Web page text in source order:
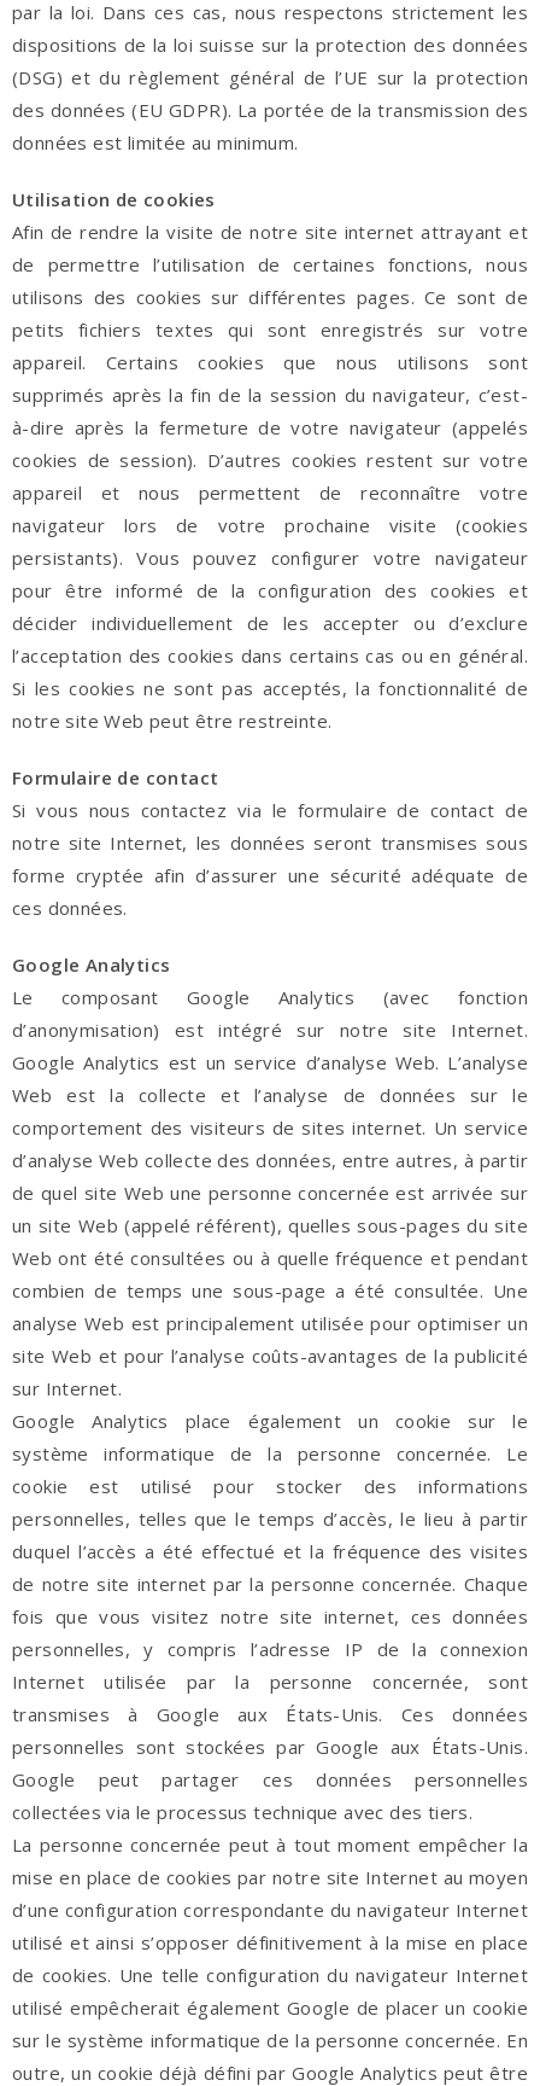
par la loi. Dans ces cas, nous respectons strictement les
dispositions de la loi suisse sur la protection des données
(DSG) et du règlement général de l’UE sur la protection
des données (EU GDPR). La portée de la transmission des
données est limitée au minimum.
Utilisation de cookies
Afin de rendre la visite de notre site internet attrayant et
de permettre l’utilisation de certaines fonctions, nous
utilisons des cookies sur différentes pages. Ce sont de
petits fichiers textes qui sont enregistrés sur votre
appareil. Certains cookies que nous utilisons sont
supprimés après la fin de la session du navigateur, c’est-
à-dire après la fermeture de votre navigateur (appelés
cookies de session). D’autres cookies restent sur votre
appareil et nous permettent de reconnaître votre
navigateur lors de votre prochaine visite (cookies
persistants). Vous pouvez configurer votre navigateur
pour être informé de la configuration des cookies et
décider individuellement de les accepter ou d’exclure
l’acceptation des cookies dans certains cas ou en général.
Si les cookies ne sont pas acceptés, la fonctionnalité de
notre site Web peut être restreinte.
Formulaire de contact
Si vous nous contactez via le formulaire de contact de
notre site Internet, les données seront transmises sous
forme cryptée afin d’assurer une sécurité adéquate de
ces données.
Google Analytics
Le composant Google Analytics (avec fonction
d’anonymisation) est intégré sur notre site Internet.
Google Analytics est un service d’analyse Web. L’analyse
Web est la collecte et l’analyse de données sur le
comportement des visiteurs de sites internet. Un service
d’analyse Web collecte des données, entre autres, à partir
de quel site Web une personne concernée est arrivée sur
un site Web (appelé référent), quelles sous-pages du site
Web ont été consultées ou à quelle fréquence et pendant
combien de temps une sous-page a été consultée. Une
analyse Web est principalement utilisée pour optimiser un
site Web et pour l’analyse coûts-avantages de la publicité
sur Internet.
Google Analytics place également un cookie sur le
système informatique de la personne concernée. Le
cookie est utilisé pour stocker des informations
personnelles, telles que le temps d’accès, le lieu à partir
duquel l’accès a été effectué et la fréquence des visites
de notre site internet par la personne concernée. Chaque
fois que vous visitez notre site internet, ces données
personnelles, y compris l’adresse IP de la connexion
Internet utilisée par la personne concernée, sont
transmises à Google aux États-Unis. Ces données
personnelles sont stockées par Google aux États-Unis.
Google peut partager ces données personnelles
collectées via le processus technique avec des tiers.
La personne concernée peut à tout moment empêcher la
mise en place de cookies par notre site Internet au moyen
d’une configuration correspondante du navigateur Internet
utilisé et ainsi s’opposer définitivement à la mise en place
de cookies. Une telle configuration du navigateur Internet
utilisé empêcherait également Google de placer un cookie
sur le système informatique de la personne concernée. En
outre, un cookie déjà défini par Google Analytics peut être